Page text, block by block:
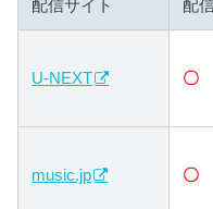
配信サイト 配
U-NEXT 〇
music.jp 〇